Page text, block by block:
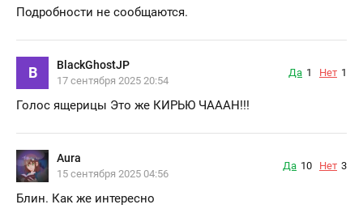
Подробности не сообщаются.
B BlackGhostJP
17 сентября 2025 20:54
Да 1 Нет 1
Голос ящерицы Это же КИРЬЮ ЧАААН!!!
Aura
15 сентября 2025 04:56
Да 10 Нет 3
Блин. Как же интересно